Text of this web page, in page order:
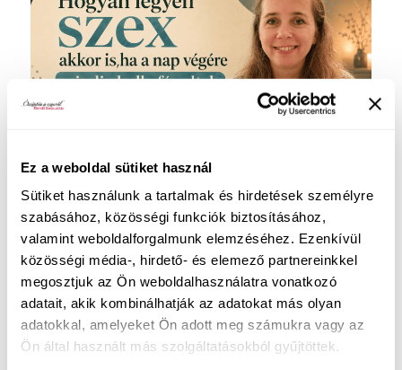
Ez a weboldal sütiket használ
Sütiket használunk a tartalmak és hirdetések személyre
szabásához, közösségi funkciók biztosításához,
valamint weboldalforgalmunk elemzéséhez. Ezenkívül
közösségi média-, hirdető- és elemező partnereinkkel
megosztjuk az Ön weboldalhasználatra vonatkozó
adatait, akik kombinálhatják az adatokat más olyan
adatokkal, amelyeket Ön adott meg számukra vagy az
Ön által használt más szolgáltatásokból gyűjtöttek.
Könyvem:
Most a tiéd lehet egy olyan kommunikációs
és önismereti eszköztár, amivel igazán izgalmas
és örömteli lehet a beszélgetés, ráadásul
játékosan le is bonthatod a szégyenlősséget, hogy
az együttléteid egész jóból éteri szintre